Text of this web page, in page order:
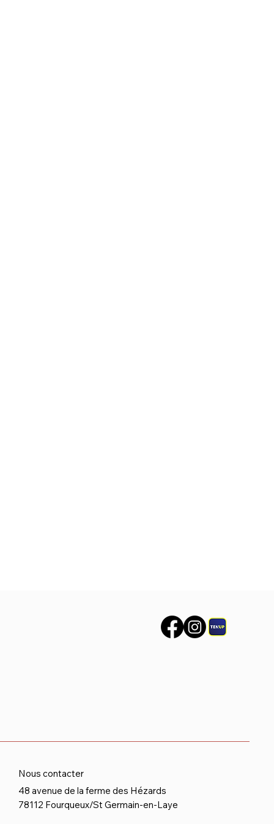
Nous contacter
48 avenue de la ferme des Hézards
78112 Fourqueux/St Germain-en-Laye